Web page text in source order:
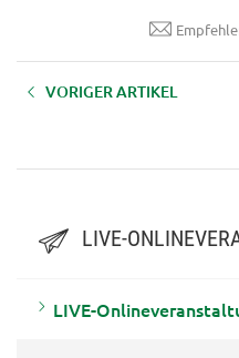
VORIGER ARTIKEL
LIVE-
LIVE-